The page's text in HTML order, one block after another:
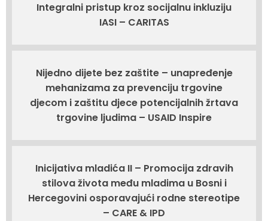
Integralni pristup kroz socijalnu inkluziju
IASI – CARITAS
Nijedno dijete bez zaštite – unapređenje
mehanizama za prevenciju trgovine
djecom i zaštitu djece potencijalnih žrtava
trgovine ljudima – USAID Inspire
Inicijativa mladića II – Promocija zdravih
stilova života među mladima u Bosni i
Hercegovini osporavajući rodne stereotipe
– CARE & IPD